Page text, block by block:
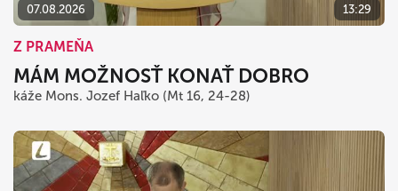
07.08.2026 13:29
Z PRAMEŇA
MÁM MOŽNOSŤ KONAŤ DOBRO
káže Mons. Jozef Haľko (Mt 16, 24-28)